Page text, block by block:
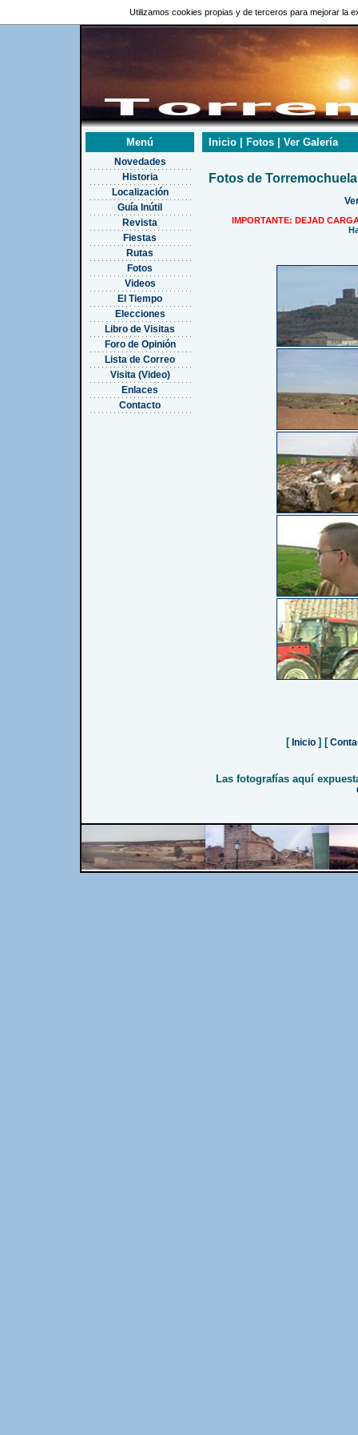
Utilizamos cookies propias y de terceros para mejorar la
Menú
Novedades
Historia
Localización
Guía Inútil
Revista
Fiestas
Rutas
Fotos
Videos
El Tiempo
Elecciones
Libro de Visitas
Foro de Opinión
Lista de Correo
Visita (Video)
Enlaces
Contacto
Inicio | Fotos | Ver Galería
Fotos de
IMPORTANTE: DEJAD
[ Inicio ] [
Las fotografías aquí